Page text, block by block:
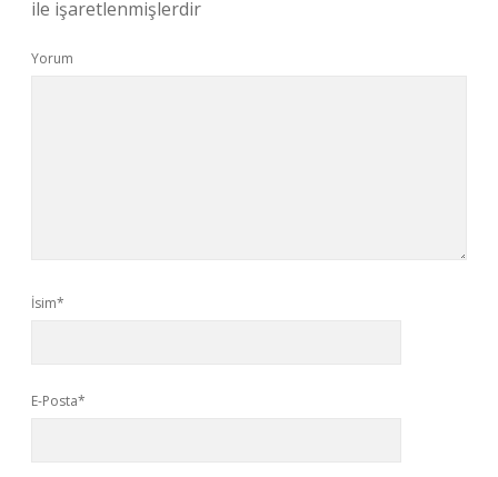
ile işaretlenmişlerdir
Yorum
İsim*
E-Posta*